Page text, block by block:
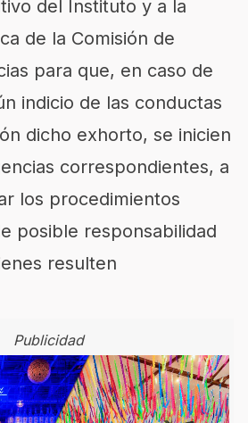
del Instituto y a la
de la Comisión de
para que, en caso de
indicio de las conductas
dicho exhorto, se inicien
correspondientes, a
los procedimientos
posible responsabilidad
resulten
Publicidad